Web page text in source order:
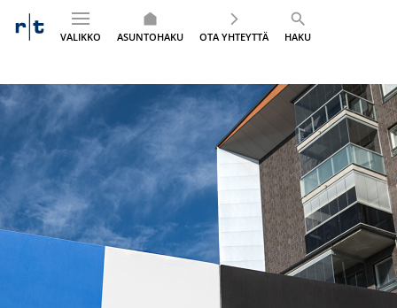
sisältöön
VALIKKO ASUNTOHAKU OTA YHTEYTTÄ HAKU